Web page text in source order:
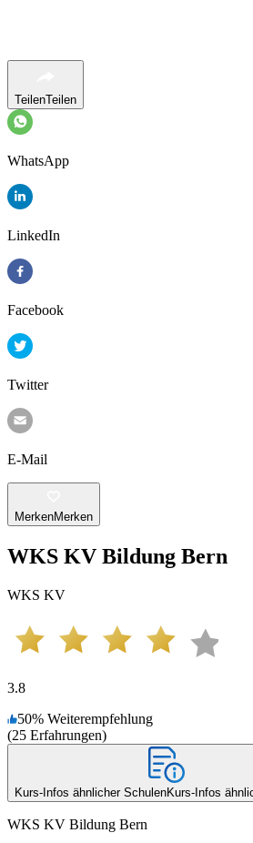
TeilenTeilen
WhatsApp
LinkedIn
Facebook
Twitter
E-Mail
MerkenMerken
WKS KV Bildung Bern
WKS KV
3.8
50% Weiterempfehlung
(25 Erfahrungen)
Kurs-Infos ähnlicher SchulenKurs-Infos
WKS KV Bildung Bern